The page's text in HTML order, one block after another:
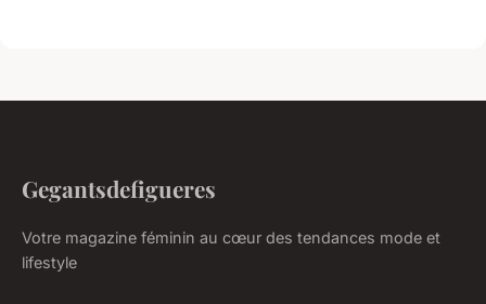
Gegantsdefigueres
Votre magazine féminin au cœur des tendances mode et
lifestyle